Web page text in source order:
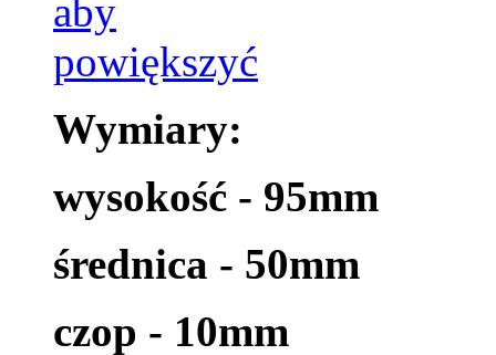
Wymiary:
wysokość - 95mm
średnica - 50mm
czop - 10mm